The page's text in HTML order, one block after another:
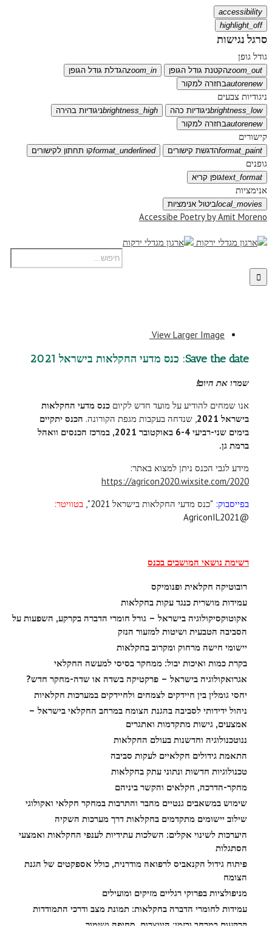
accessibility
highlight_off
סרגל נגישות
גודל גופן
zoom_outהקטנת גודל הגופן zoom_inהגדלת גודל הגופן
autorenewבחזרה למקור
ניגודיות צבעים
brightness_lowניגודיות כהה brightness_highניגודיות בהירה
autorenewבחזרה למקור
קישורים
format_paintהדגשת קישורים format_underlinedקו תחתון לקישורים
גופנים
text_formatגופן קריא
אנימציות
local_moviesביטול אנימציות
Accessibe Poetry by Amit Moreno
View Larger Image
Save the date: כנס מדעי החקלאות בישראל 2021
שמרו את היום!
אנו שמחים להודיע על מועד חדש לקיום כנס מדעי החקלאות
בישראל 2021
, שנדחה בעקבות מגפת הקורונה. הכנס יתקיים
בימים שני-רביעי 6-4 באוקטובר 2021, במרכז הכנסים וואהל
ברמת גן.
מידע לגבי הכנס ניתן למצוא באתר:
https://agricon2020.wixsite.com/2020
בפייסבוק: "כנס מדעי החקלאות בישראל 2021",
בטוויטר:
@AgriconIL2021
רשימת נושאי המושבים בכנס
רובוטיקה חקלאית ופנומיקס
עמידות מושרית כנגד עקות בחקלאות
אקוטוקסיקולוגיה בישראל – גורל חומרי הדברה בקרקע, השפעות על
הסביבה הטבעית ושיטות למזעור הנזק
יישומי חישה מרחוק ומקרוב בחקלאות
בקרת כמות ואיכות יבול: ממחקר בסיסי למעשה החקלאי
אגרואקולוגיה בישראל – פרקטיקה בשדה או שדה-מחקר חדש?
יחסי גומלין בין חיידקים לצמחים ולחיידקים במערכות חקלאיות
ניהול ידידותי לסביבה בהגנת הצומח במרחב החקלאי בישראל –
אמצעים, גישות מתקדמות ואתגרים
ננוטכנולוגיה וחדשנות בעולם החקלאות
התאמת גידולים חקלאיים לעקות סביבה
טכנולוגיות חדשות ונתוני עתק בחקלאות
מחקר-הדרכה, חקלאים והקשר ביניהם
שימוש במשאבים גנטיים מהבר והתרבות במחקר חקלאי ואקולוגי
שילוב יישומים מתקדמים בחקלאות דרך מערכות השקיה
היערכות לשינוי אקלים: השלכות עתידיות לענפי החקלאות ואמצעי
הסתגלות
פיתוח גידול הקנאביס לרפואה מודרנית, כולל אספקטים של הגנת
הצומח
מניפולציות בפרוקי רגליים מזיקים ומועילים
עמידות לחומרי הדברה בחקלאות: תמונת מצב ודרכי התמודדות